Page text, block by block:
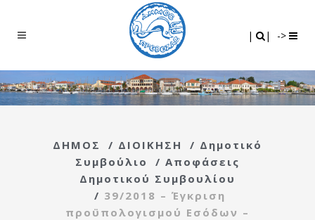
| | ->
ΔΗΜΟΣ / ΔΙΟΙΚΗΣΗ / Δημοτικό
Συμβούλιο
/ Αποφάσεις
Δημοτικού Συμβουλίου
/ 39/2018 – Έγκριση
προϋπολογισμού Εσόδων –